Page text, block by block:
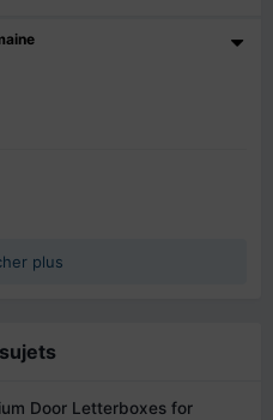
plus
Door Letterboxes for